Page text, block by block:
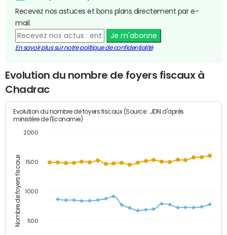
Recevez nos astuces et bons plans directement par e-
mail.
Je m'abonne
En savoir plus sur notre politique de confidentialité
Evolution du nombre de foyers fiscaux à
Chadrac
Nombre de foyers fiscaux
Evolution du nombre de foyers fiscaux (Source : JDN d'après
ministère de l'Economie)
500
1000
1500
2000